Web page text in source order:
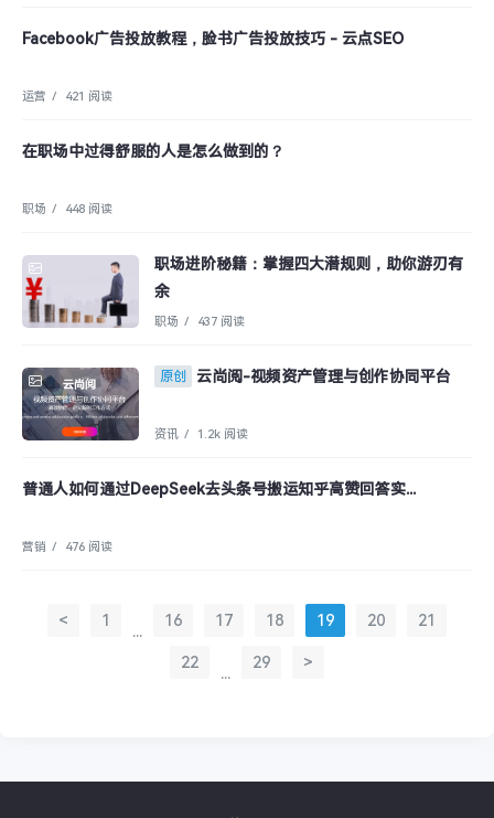
Facebook广告投放教程，脸书广告投放技巧 - 云点SEO
运营 / 421 阅读
在职场中过得舒服的人是怎么做到的？
职场 / 448 阅读
职场进阶秘籍：掌握四大潜规则，助你游刃有
余
职场 / 437 阅读
原创 云尚阅-视频资产管理与创作协同平台
资讯 / 1.2k 阅读
普通人如何通过DeepSeek去头条号搬运知乎高赞回答实...
营销 / 476 阅读
< 1
...
16 17 18 19 20 21
22
...
29 >